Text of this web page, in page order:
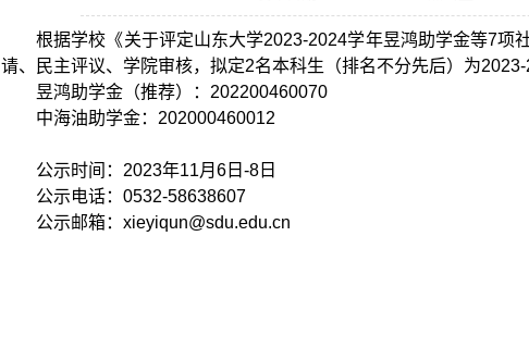
根据学校《关于评定山东大学2023-2024学年昱鸿助学金等7项
请、民主评议、学院审核，拟定2名本科生（排名不分先后）为
昱鸿助学金（推荐）： 202200460070
中海油助学金： 202000460012
公示时间： 2023年11月6日 -8 日
公示电话： 0532-58638607
公示邮箱： xieyiqun@sdu.edu.cn